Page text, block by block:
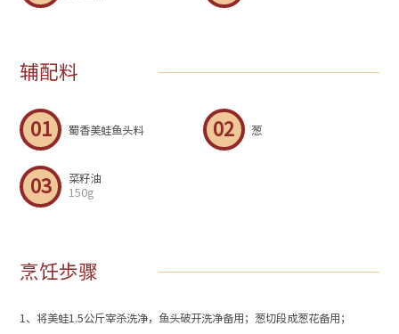
辅配料
01 蜀香美蛙鱼头料 02 葱
03
菜籽油
150g
烹饪歩骤
1、将美蛙1.5公斤宰杀洗净，鱼头破开洗净备用；葱切段成葱花备用；